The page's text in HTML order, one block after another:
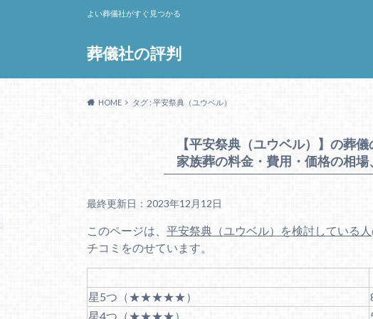
葬儀社の評判
よい葬儀社がすぐ見つかる
HOME タグ : 平安祭典（ユウベル）
【平安祭典（ユウベル）】の葬
家族葬の料金・費用・価格の相
最終更新日：2023年12月12日
このページは、 平安祭典（ユウベル）を検討している人
チコミをのせています。
星5つ（★★★★★）
星4つ（★★★★）